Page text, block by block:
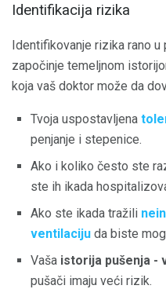
Identifikacija rizika
Identifikovanje rizika rano
započinje temeljnom
koja vaš doktor može da
Tvoja uspostavljena
penjanje i stepenice.
Ako i koliko često ste
ste ih ikada
Ako ste ikada tražili
ventilaciju da biste
Vaša istorija pušenja -
pušači imaju veći rizik.